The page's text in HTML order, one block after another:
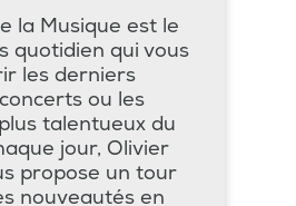
la Musique est le
quotidien qui vous
les derniers
ou les
talentueux du
jour, Olivier
propose un tour
nouveautés en